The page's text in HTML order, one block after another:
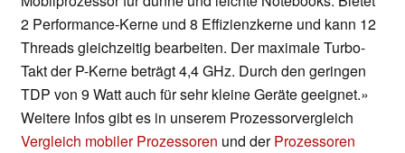
2 Performance-Kerne und 8 Effizienzkerne und kann 12
Threads gleichzeitig bearbeiten. Der maximale Turbo-
Takt der P-Kerne beträgt 4,4 GHz. Durch den geringen
TDP von 9 Watt auch für sehr kleine Geräte geeignet.»
Weitere Infos gibt es in unserem Prozessorvergleich
Vergleich mobiler Prozessoren und derProzessoren